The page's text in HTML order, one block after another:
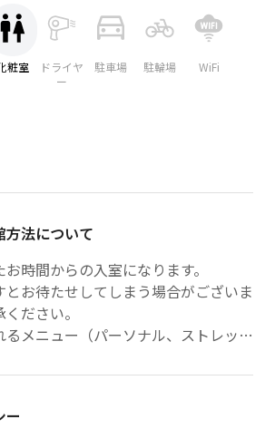
粧室
ドライヤ
ー
駐車場 駐輪場 WiFi
方法について
時間からの入室になります。
とお待たせしてしまう場合がございま
ださい。
るメニュー（パーソナル、ストレッ
ー